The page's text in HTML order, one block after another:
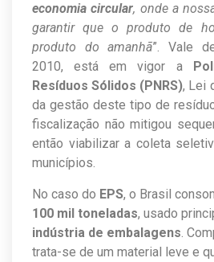
economia circular, onde a
garantir que o produto de
produto do amanhã”. Vale
2010, está em vigor a
Resíduos Sólidos (PNRS), Lei
da gestão deste tipo de
fiscalização não mitigou
então viabilizar a coleta
municípios.
No caso do EPS, o Brasil
100 mil toneladas, usado
indústria de embalagens .
trata-se de um material leve e